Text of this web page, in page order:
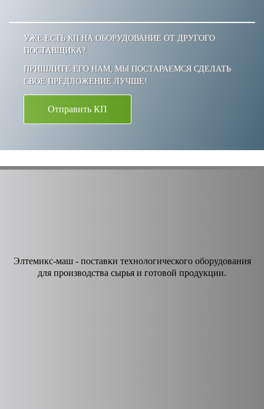
УЖЕ ЕСТЬ КП НА ОБОРУДОВАНИЕ ОТ ДРУГОГО
ПОСТАВЩИКА?
ПРИШЛИТЕ ЕГО НАМ, МЫ ПОСТАРАЕМСЯ СДЕЛАТЬ
СВОЕ ПРЕДЛОЖЕНИЕ ЛУЧШЕ!
Отправить КП
Элтемикс-маш - поставки технологического оборудования
для производства сырья и готовой продукции.